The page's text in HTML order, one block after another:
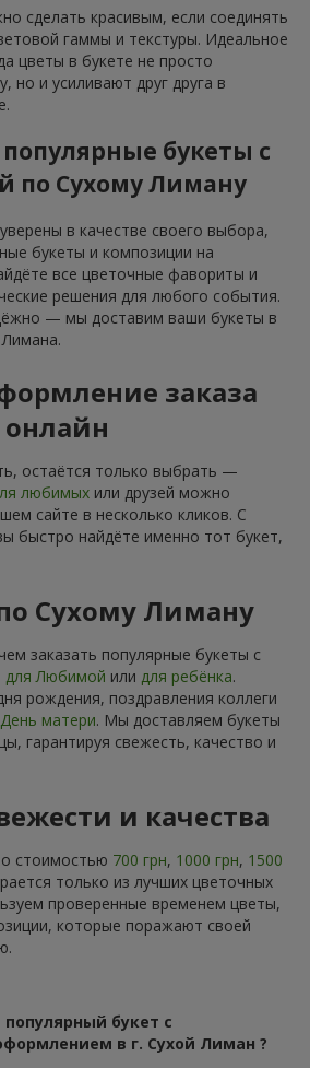
сделать красивым, если соединять
гаммы и текстуры. Идеальное
цветы в букете не просто
но и усиливают друг друга в
букеты с
по Сухому Лиману
в качестве своего выбора,
букеты и композиции на
все цветочные фавориты и
решения для любого события.
— мы доставим ваши букеты в
заказа
онлайн
остаётся только выбрать —
любимых или друзей можно
сайте в несколько кликов. С
быстро найдёте именно тот букет,
Сухому Лиману
заказать популярные букеты с
для Любимой или для ребёнка.
рождения, поздравления коллеги
День матери. Мы доставляем букеты
гарантируя свежесть, качество и
и качества
стоимостью 700 грн, 1000 грн, 1500
только из лучших цветочных
проверенные временем цветы,
которые поражают своей
букет с
в г. Сухой Лиман ?